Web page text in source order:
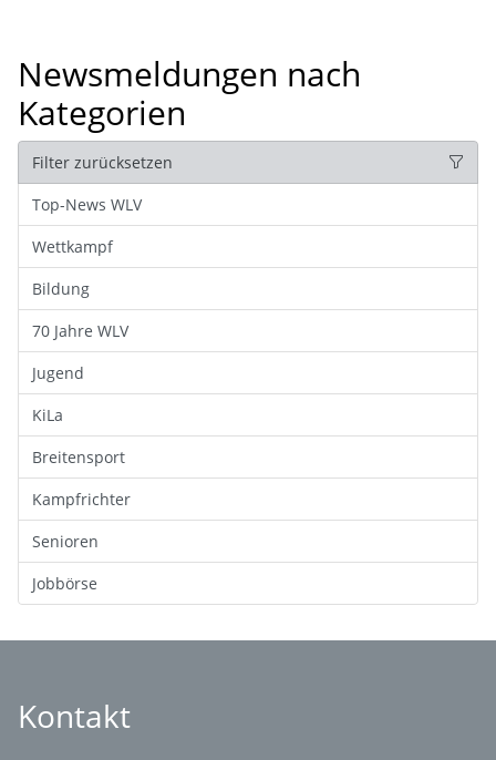
Newsmeldungen nach
Kategorien
Filter zurücksetzen
Top-News WLV
Wettkampf
Bildung
70 Jahre WLV
Jugend
KiLa
Breitensport
Kampfrichter
Senioren
Jobbörse
Kontakt